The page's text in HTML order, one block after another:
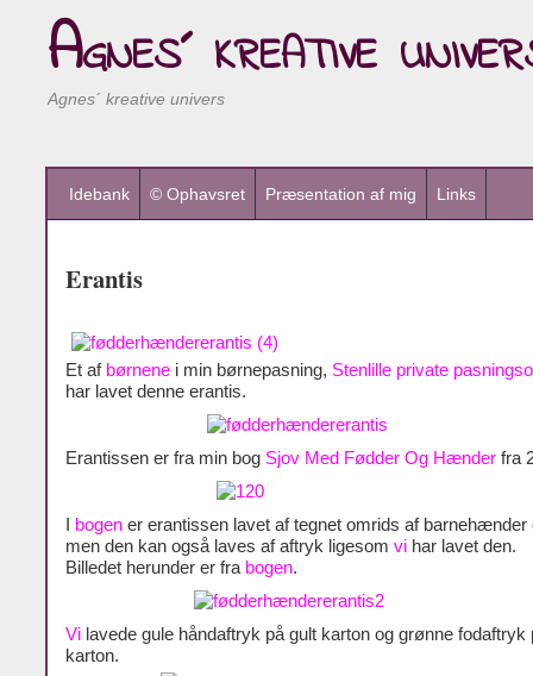
Agnes´ kreative
Agnes´ kreative univers
Idebank © Ophavsret Præsentation af mig Links
Erantis
Et af børnene i min børnepasning, Stenlille private
har lavet denne erantis.
Erantissen er fra min bog Sjov Med Fødder Og Hænder fra
bogen er erantissen lavet af tegnet omrids af barnehænder
men den kan også laves af aftryk ligesom vi har lavet den.
Billedet herunder er fra bogen.
Vi lavede gule håndaftryk på gult karton og grønne fodaftryk
karton.